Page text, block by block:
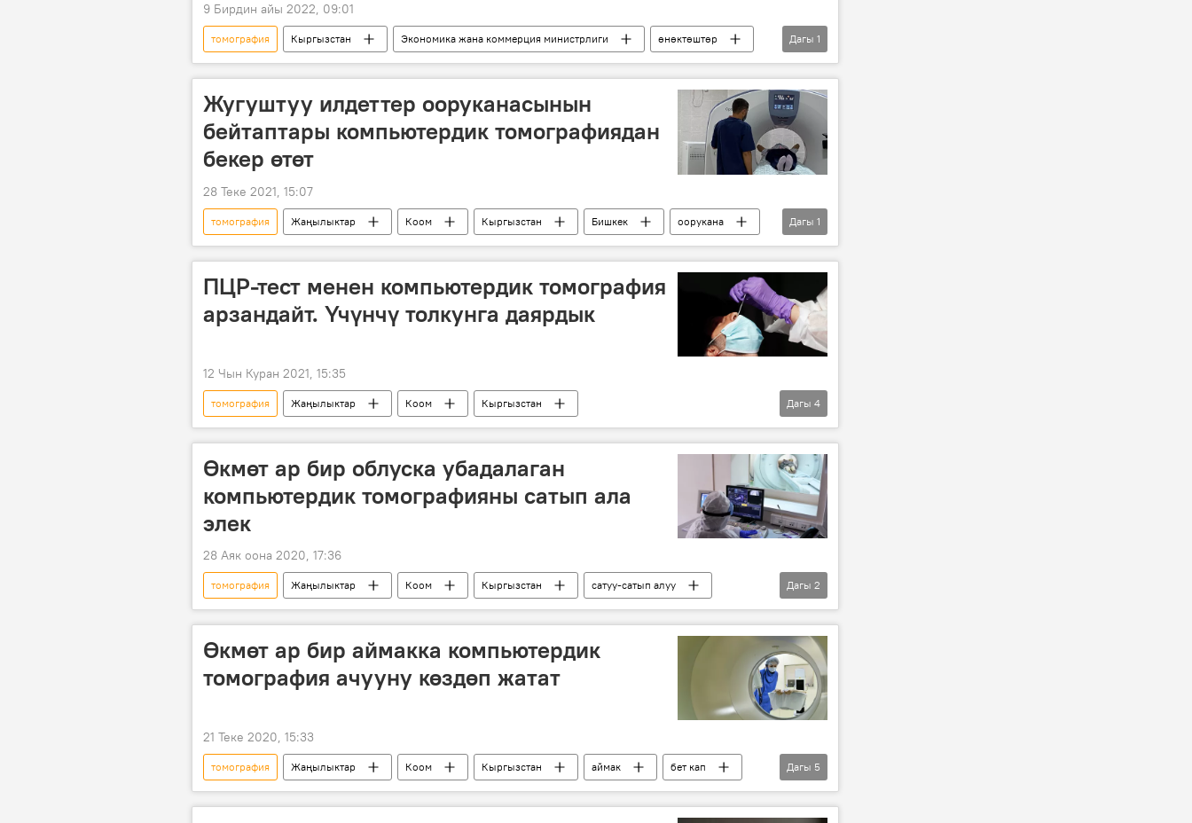
9 Бирдин айы 2022, 09:01
томография Кыргызстан Экономика жана коммерция министрлиги
өнөктөштөр
издөө
Дагы 1
Жугуштуу илдеттер ооруканасынын
бейтаптары компьютердик томографиядан
бекер өтөт
28 Теке 2021, 15:07
томография Жаңылыктар Коом Кыргызстан Бишкек
оорукана
Гүлжигит Аалиев
Дагы 1
ПЦР-тест менен компьютердик томография
арзандайт. Үчүнчү толкунга даярдык
12 Чын Куран 2021, 15:35
томография Жаңылыктар Коом
Кыргызстан
КР Саламаттык сактоо министрлиги
коронавирус
тест
Дагы 4
Өкмөт ар бир облуска убадалаган
компьютердик томографияны сатып ала
элек
28 Аяк оона 2020, 17:36
томография Жаңылыктар Коом Кыргызстан
сатуу-сатып алуу
тендер
Коронавируска байланыштуу Кыргызстандагы кырдаал
Дагы 2
Өкмөт ар бир аймакка компьютердик
томография ачууну көздөп жатат
21 Теке 2020, 15:33
томография Жаңылыктар Коом Кыргызстан аймак
бет кап
пандемия
коронавирус өкмөт
тапшырма
Дагы 5